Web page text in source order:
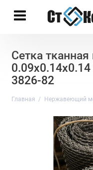
Сетка
3826-82
Главная Нержавеющий